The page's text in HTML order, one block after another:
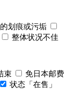
划痕或污垢
整体状况不佳
束
免日本邮费
状态「在售」